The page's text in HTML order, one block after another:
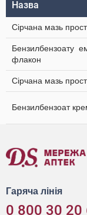
Назва
Сірчана мазь
Бензилбензоату
флакон
Сірчана мазь
Бензилбензоат
Гаряча лінія
0 800 30 20